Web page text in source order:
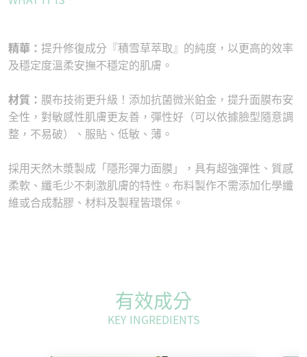
精華： 提升修復成分『積雪草萃取』的純度，以更⾼的效率
及穩定度溫柔安撫不穩定的肌膚。
材質： 膜布技術更升級！添加抗菌微米鉑⾦，提升⾯膜布安
全性，對敏感性肌膚更友善，彈性好（可以依據臉型隨意調
整，不易破）、服貼、低敏、薄。
採⽤天然⽊漿製成「隱形彈⼒⾯膜」，具有超強彈性、質感
柔軟、纖⽑少不刺激肌膚的特性。布料製作不需添加化學纖
維或合成黏膠、材料及製程皆環保。
有效成分
KEY INGREDIENTS